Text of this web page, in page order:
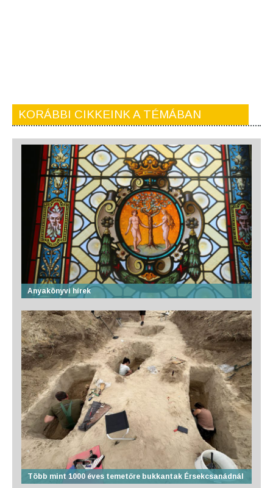
KORÁBBI CIKKEINK A TÉMÁBAN
Anyakönyvi hírek
Több mint 1000 éves temetőre bukkantak Érsekcsanádnál